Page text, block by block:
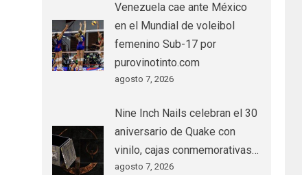
Venezuela cae ante México
en el Mundial de voleibol
femenino Sub-17 por
purovinotinto.com
agosto 7, 2026
Nine Inch Nails celebran el 30
aniversario de Quake con
vinilo, cajas conmemorativas…
agosto 7, 2026